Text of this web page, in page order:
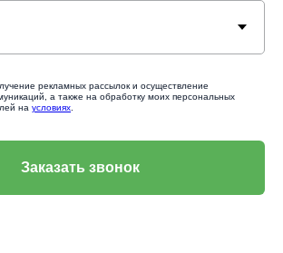
рекламных рассылок и осуществление
а также на обработку моих персональных
на условиях
Заказать звонок